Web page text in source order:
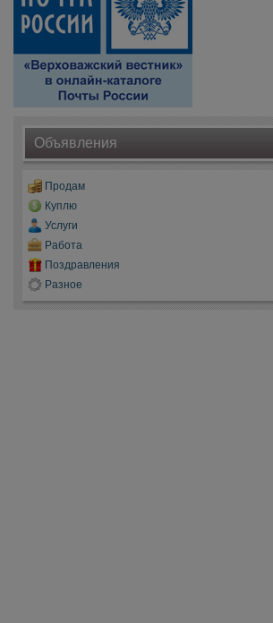
Объявления
Продам
Куплю
Услуги
Работа
Поздравления
Разное